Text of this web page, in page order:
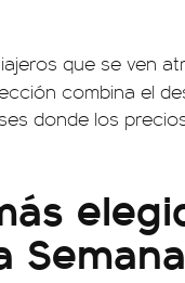
que se ven
combina el
donde los